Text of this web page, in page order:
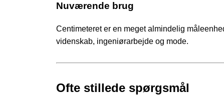
Nuværende brug
Centimeteret er en meget almindelig
videnskab, ingeniørarbejde og mode.
Ofte stillede spørgsmål